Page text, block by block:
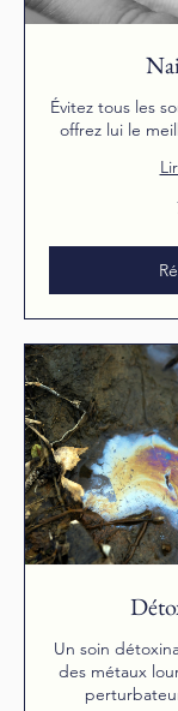
Évitez tous les
offrez lui le
Un soin
des métaux